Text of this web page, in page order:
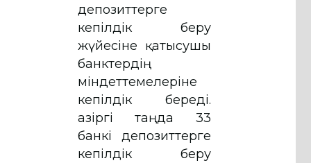
депозиттерге
кепілдік беру
жүйесіне қатысушы
банктердің
міндеттемелеріне
кепілдік береді.
Қазіргі таңда 33
банкі депозиттерге
кепілдік беру